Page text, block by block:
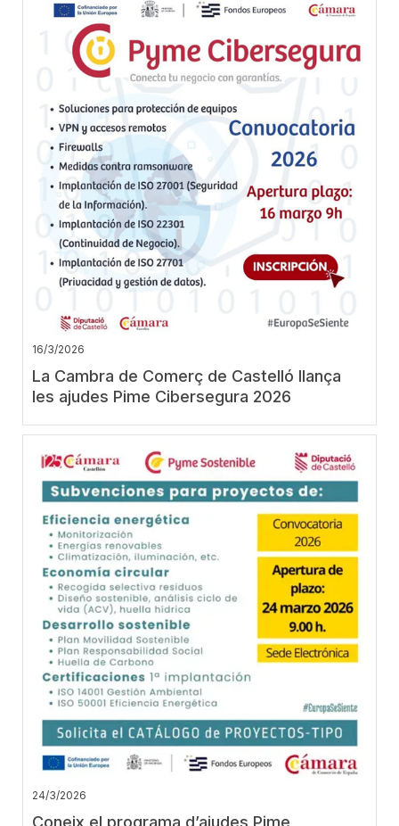
16/3/2026
La Cambra de Comerç de Castelló llança
les ajudes Pime Cibersegura 2026
24/3/2026
Coneix el programa d’ajudes Pime